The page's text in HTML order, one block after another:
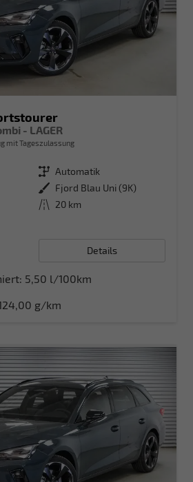
- LAGER
mit Tageszulassung
Getriebe Automatik
Außenfarbe Fjord Blau Uni (9K)
Kilometerstand 20 km
Details
5,50 l/100km
g/km